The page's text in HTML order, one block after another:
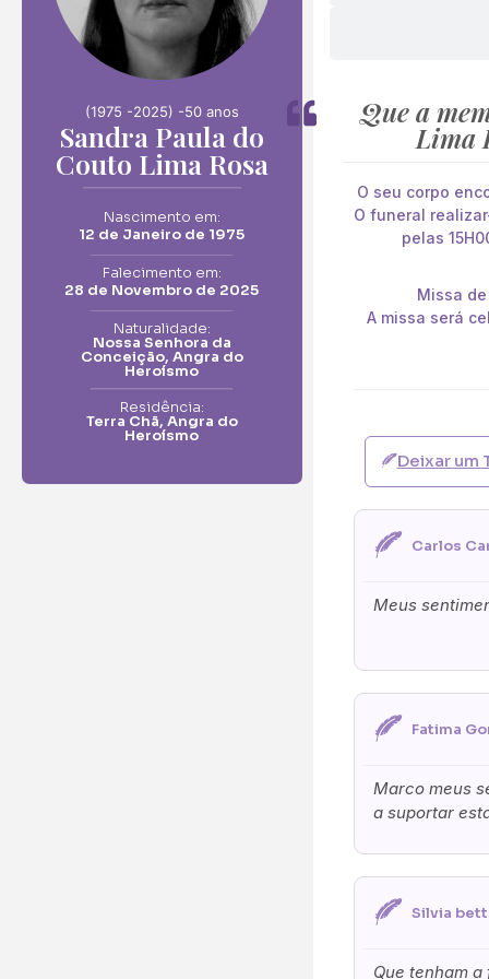
(1975 -2025) -50 anos
Sandra Paula do
Couto Lima Rosa
Nascimento em:
12 de Janeiro de 1975
Falecimento em:
28 de Novembro de 2025
Naturalidade:
Nossa Senhora da
Conceição, Angra do
Heroísmo
Residência:
Terra Chã, Angra do
Heroísmo
Que a
Lima
O seu corpo
O funeral
pelas
Missa
A missa será
Deixar um
Carlos
Meus
Fatima
Marco meus
a suportar
Silvia
Que tenham